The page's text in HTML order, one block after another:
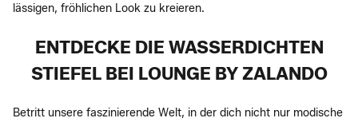
lässigen, fröhlichen Look zu kreieren.
ENTDECKE DIE WASSERDICHTEN
STIEFEL BEI LOUNGE BY ZALANDO
Betritt unsere faszinierende Welt, in der dich nicht nur modische